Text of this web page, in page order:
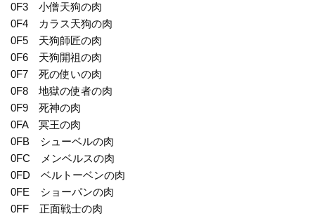
0F3 小僧天狗の肉
0F4 カラス天狗の肉
0F5 天狗師匠の肉
0F6 天狗開祖の肉
0F7 死の使いの肉
0F8 地獄の使者の肉
0F9 死神の肉
0FA 冥王の肉
0FB シューベルの肉
0FC メンベルスの肉
0FD ベルトーベンの肉
0FE ショーパンの肉
0FF 正面戦士の肉